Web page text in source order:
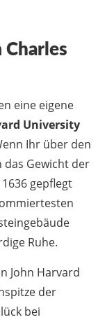
Charles
eine eigene
University
Ihr über den
Gewicht der
gepflegt
Ruhe.
John Harvard
der
bei